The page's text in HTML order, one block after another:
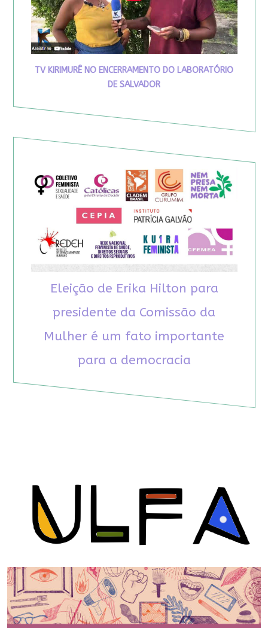
TV KIRIMURÊ NO ENCERRAMENTO DO LABORATÓRIO
DE SALVADOR
Eleição de Erika Hilton para
presidente da Comissão da
Mulher é um fato importante
para a democracia